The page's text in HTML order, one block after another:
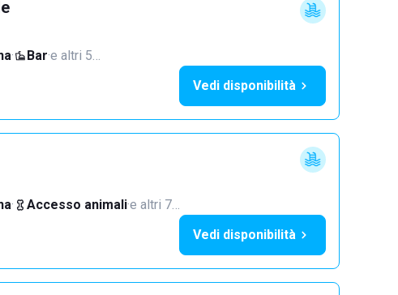
· Bar·e altri 5…
Vedi disponibilità
· Accesso animali·e altri 7…
Vedi disponibilità